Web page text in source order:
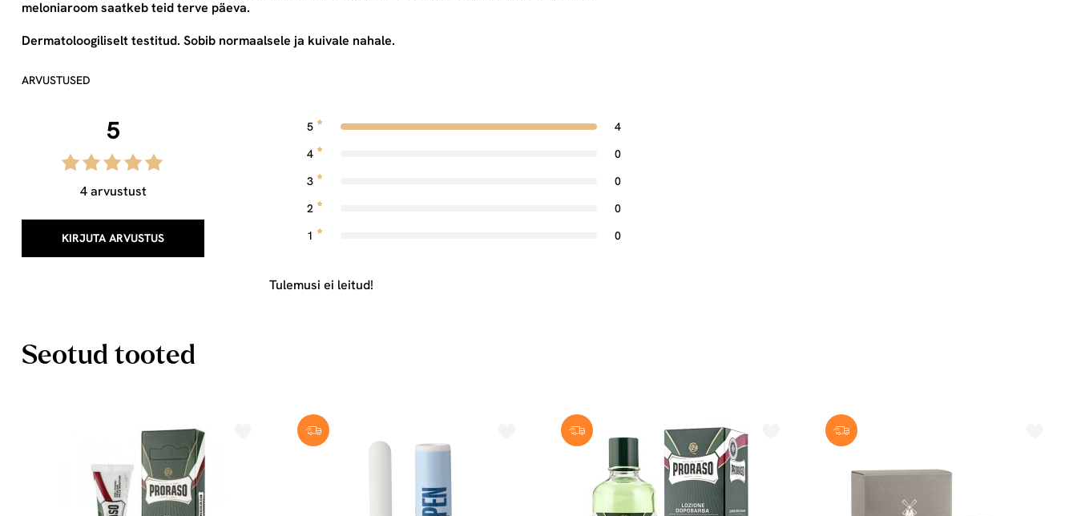
meloniaroom saatkeb teid terve päeva.
Dermatoloogiliselt testitud. Sobib normaalsele ja kuivale nahale.
ARVUSTUSED
5
4 arvustust
KIRJUTA ARVUSTUS
5
4
4
0
3
0
2
0
1
0
Tulemusi ei leitud!
Seotud tooted